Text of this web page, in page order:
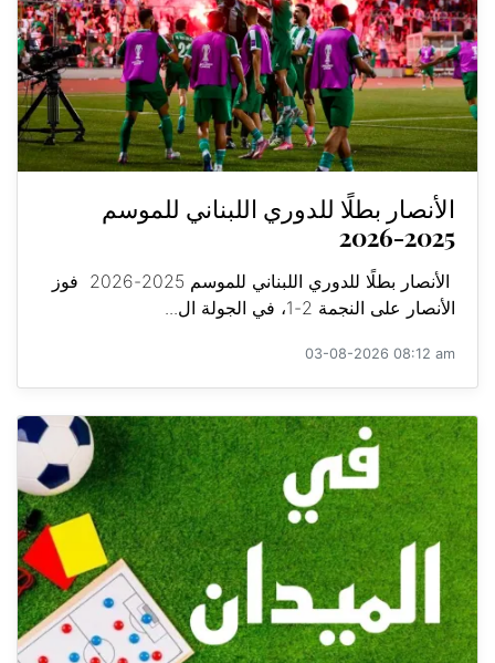
الأنصار بطلًا للدوري اللبناني للموسم
2025-2026
الأنصار بطلًا للدوري اللبناني للموسم 2025-2026 فوز
الأنصار على النجمة 2-1، في الجولة ال...
03-08-2026 08:12 am